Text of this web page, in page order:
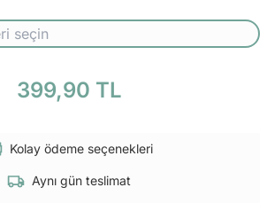
399,90 TL
Kolay ödeme seçenekleri
Aynı gün teslimat